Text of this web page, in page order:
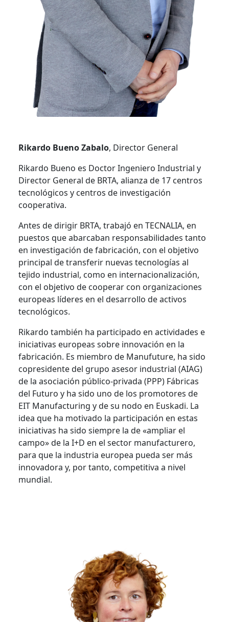
Rikardo Bueno Zabalo, Director General
Rikardo Bueno es Doctor Ingeniero Industrial y
Director General de BRTA, alianza de 17 centros
tecnológicos y centros de investigación
cooperativa.
Antes de dirigir BRTA, trabajó en TECNALIA, en
puestos que abarcaban responsabilidades tanto
en investigación de fabricación, con el objetivo
principal de transferir nuevas tecnologías al
tejido industrial, como en internacionalización,
con el objetivo de cooperar con organizaciones
europeas líderes en el desarrollo de activos
tecnológicos.
Rikardo también ha participado en actividades e
iniciativas europeas sobre innovación en la
fabricación. Es miembro de Manufuture, ha sido
copresidente del grupo asesor industrial (AIAG)
de la asociación público-privada (PPP) Fábricas
del Futuro y ha sido uno de los promotores de
EIT Manufacturing y de su nodo en Euskadi. La
idea que ha motivado la participación en estas
iniciativas ha sido siempre la de «ampliar el
campo» de la I+D en el sector manufacturero,
para que la industria europea pueda ser más
innovadora y, por tanto, competitiva a nivel
mundial.